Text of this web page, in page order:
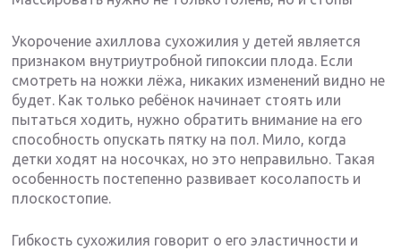
Укорочение ахиллова сухожилия у детей является
признаком внутриутробной гипоксии плода. Если
смотреть на ножки лёжа, никаких изменений видно не
будет. Как только ребёнок начинает стоять или
пытаться ходить, нужно обратить внимание на его
способность опускать пятку на пол. Мило, когда
детки ходят на носочках, но это неправильно. Такая
особенность постепенно развивает косолапость и
плоскостопие.
Гибкость сухожилия говорит о его эластичности и